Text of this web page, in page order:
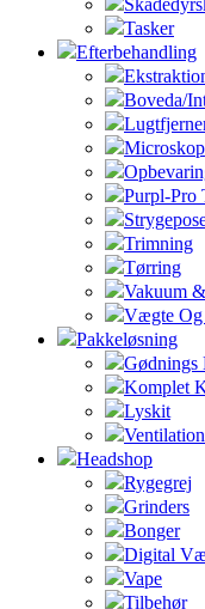
Tasker
Efterbehandling
Boveda/
Microskop
Purpl-Pro
Trimning
Tørring
Vakuum
Vægte Og
Pakkeløsning
Gødnings
Komplet
Lyskit
Headshop
Rygegrej
Grinders
Bonger
Digital
Vape
Tilbehør